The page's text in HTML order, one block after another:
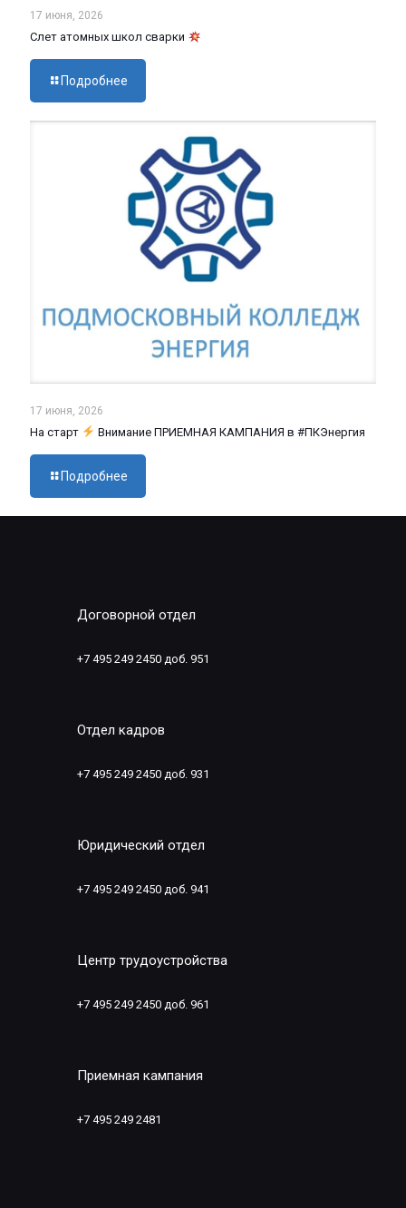
17 июня, 2026
Слет атомных школ сварки
Подробнее
17 июня, 2026
На старт Внимание ПРИЕМНАЯ КАМПАНИЯ в #ПКЭнергия
Подробнее
Договорной отдел
+7 495 249 2450 доб. 951
Отдел кадров
+7 495 249 2450 доб. 931
Юридический отдел
+7 495 249 2450 доб. 941
Центр трудоустройства
+7 495 249 2450 доб. 961
Приемная кампания
+7 495 249 2481